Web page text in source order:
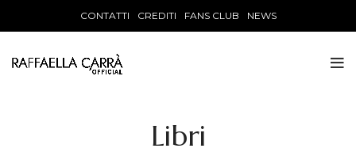
CONTATTI CREDITI FANS CLUB NEWS
Libri